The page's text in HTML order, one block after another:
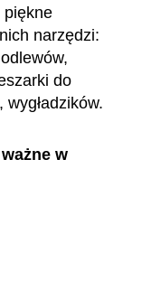
piękne
narzędzi:
do
w